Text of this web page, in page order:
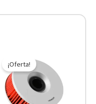
¡Oferta!
precio
original
era:
$10.890.
actual
es:
$5.445.